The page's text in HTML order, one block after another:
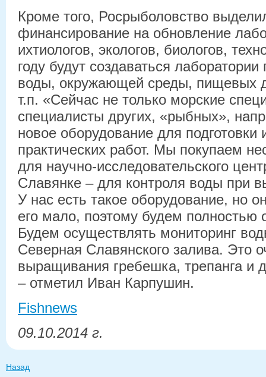
Кроме того, Росрыболовство
финансирование на обновление
ихтиологов, экологов, биологов,
году будут создаваться
воды, окружающей среды, пищевых
т.п. «Сейчас не только морские
специалисты других, «рыбных»,
новое оборудование для подготовки
практических работ. Мы покупаем
для научно-исследовательского
Славянке – для контроля воды при
У нас есть такое оборудование, но
его мало, поэтому будем полностью
Будем осуществлять мониторинг
Северная Славянского залива. Это
выращивания гребешка, трепанга и
– отметил Иван Карпушин.
Fishnews
09.10.2014 г.
Назад